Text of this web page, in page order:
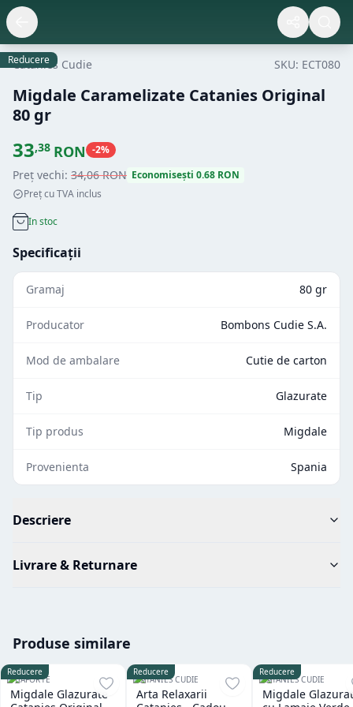
Reducere
Catanies Cudie SKU: ECT080
Migdale Caramelizate Catanies Original
80 gr
33,38 RON -2%
Preț vechi: 34,06RON Economisești 0.68 RON
Preț cu TVA inclus
In stoc
Specificații
Gramaj 80 gr
Producator Bombons Cudie S.A.
Mod de ambalare Cutie de carton
Tip Glazurate
Tip produs Migdale
Provenienta Spania
Descriere
Livrare & Returnare
Produse similare
Reducere
TEAFORTE
Migdale Glazurate
Reducere
CATANIES CUDIE
Arta Relaxarii
Reducere
CATANIES CUDIE
Migdale